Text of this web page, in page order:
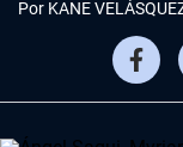
Por KANE